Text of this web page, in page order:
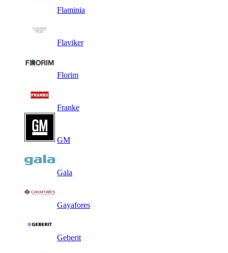
Flaminia
Flaviker
Florim
Franke
GM
Gala
Gayafores
Geberit